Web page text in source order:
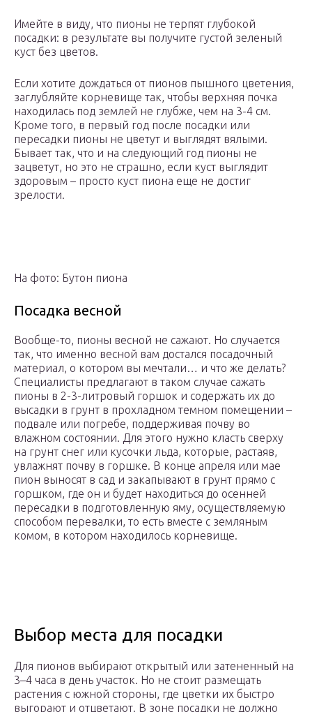
Имейте в виду, что пионы не терпят глубокой
посадки: в результате вы получите густой зеленый
куст без цветов.
Если хотите дождаться от пионов пышного цветения,
заглубляйте корневище так, чтобы верхняя почка
находилась под землей не глубже, чем на 3-4 см.
Кроме того, в первый год после посадки или
пересадки пионы не цветут и выглядят вялыми.
Бывает так, что и на следующий год пионы не
зацветут, но это не страшно, если куст выглядит
здоровым – просто куст пиона еще не достиг
зрелости.
На фото: Бутон пиона
Посадка весной
Вообще-то, пионы весной не сажают. Но случается
так, что именно весной вам достался посадочный
материал, о котором вы мечтали… и что же делать?
Специалисты предлагают в таком случае сажать
пионы в 2-3-литровый горшок и содержать их до
высадки в грунт в прохладном темном помещении –
подвале или погребе, поддерживая почву во
влажном состоянии. Для этого нужно класть сверху
на грунт снег или кусочки льда, которые, растаяв,
увлажнят почву в горшке. В конце апреля или мае
пион выносят в сад и закапывают в грунт прямо с
горшком, где он и будет находиться до осенней
пересадки в подготовленную яму, осуществляемую
способом перевалки, то есть вместе с земляным
комом, в котором находилось корневище.
Выбор места для посадки
Для пионов выбирают открытый или затененный на
3–4 часа в день участок. Но не стоит размещать
растения с южной стороны, где цветки их быстро
выгорают и отцветают. В зоне посадки не должно